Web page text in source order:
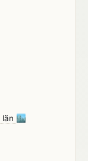
län 🏙️